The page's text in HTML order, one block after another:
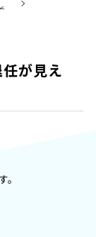
が見え